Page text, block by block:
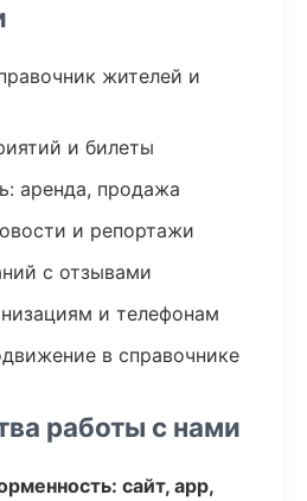
жителей и
и билеты
аренда, продажа
и репортажи
с отзывами
и телефонам
в справочнике
работы с нами
сайт, app,